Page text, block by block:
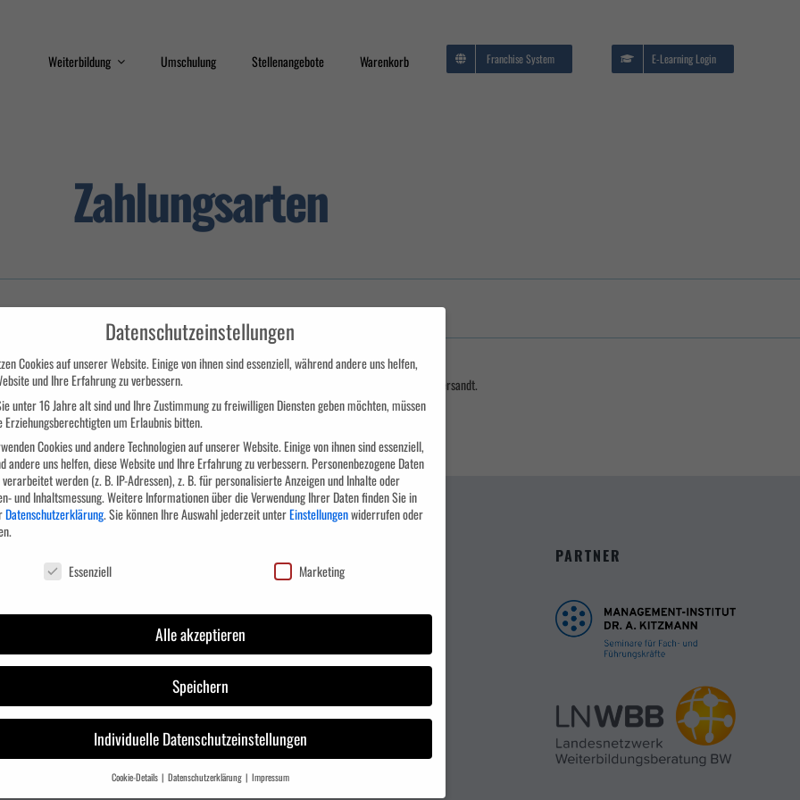
Weiterbildung
Sicherheit
Erste Hilfe Datenschutz
Umschulung Stellenangebote Warenkorb Franchise System E-Learning Login
Zahlungsarten
als Verwendungszweck. Deine Bestellung wird erst nach Geldeingang auf unserem Konto versandt.
Standorte
Allgemeine Geschäftsbedingungen
Widerrufsbelehrung
Franchise System
ZERTIFIZIERUNGEN
PARTNER
Datenschutzeinstellungen
Cookies auf unserer Website. Einige von ihnen sind essenziell, während andere uns helfen,
und Ihre Erfahrung zu verbessern.
unter 16 Jahre alt sind und Ihre Zustimmung zu freiwilligen Diensten geben möchten, müssen
Erziehungsberechtigten um Erlaubnis bitten.
Cookies und andere Technologien auf unserer Website. Einige von ihnen sind essenziell,
andere uns helfen, diese Website und Ihre Erfahrung zu verbessern. Personenbezogene Daten
werden (z. B. IP-Adressen), z. B. für personalisierte Anzeigen und Inhalte oder
und Inhaltsmessung.Weitere Informationen über die Verwendung Ihrer Daten finden Sie in
Datenschutzerklärung.Sie können Ihre Auswahl jederzeit unterEinstellungenwiderrufen oder
Essenziell Marketing
Alle akzeptieren
Speichern
Individuelle Datenschutzeinstellungen
Cookie-Details Datenschutzerklärung Impressum